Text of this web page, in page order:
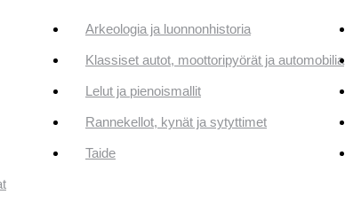
Arkeologia ja luonnonhistoria
Klassiset autot, moottoripyörät ja automobilia
Lelut ja pienoismallit
Rannekellot, kynät ja sytyttimet
Taide